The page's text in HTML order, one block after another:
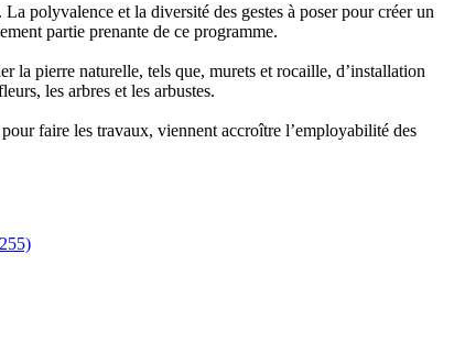
polyvalence et la diversité des gestes à poser pour créer un
partie prenante de ce programme.
la pierre naturelle, tels que, murets et rocaille, d’installation
les arbres et les arbustes.
faire les travaux, viennent accroître l’employabilité des